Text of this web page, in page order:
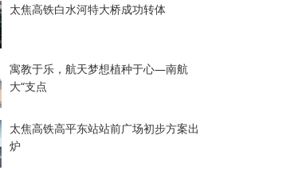
太焦高铁白水河特大桥成功转体
寓教于乐，航天梦想植种于心—南航
大“支点
太焦高铁高平东站站前广场初步方案出
炉